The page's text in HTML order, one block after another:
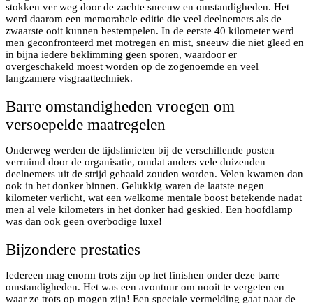
stokken ver weg door de zachte sneeuw en omstandigheden. Het
werd daarom een memorabele editie die veel deelnemers als de
zwaarste ooit kunnen bestempelen. In de eerste 40 kilometer werd
men geconfronteerd met motregen en mist, sneeuw die niet gleed en
in bijna iedere beklimming geen sporen, waardoor er
overgeschakeld moest worden op de zogenoemde en veel
langzamere visgraattechniek.
Barre omstandigheden vroegen om
versoepelde maatregelen
Onderweg werden de tijdslimieten bij de verschillende posten
verruimd door de organisatie, omdat anders vele duizenden
deelnemers uit de strijd gehaald zouden worden. Velen kwamen dan
ook in het donker binnen. Gelukkig waren de laatste negen
kilometer verlicht, wat een welkome mentale boost betekende nadat
men al vele kilometers in het donker had geskied. Een hoofdlamp
was dan ook geen overbodige luxe!
Bijzondere prestaties
Iedereen mag enorm trots zijn op het finishen onder deze barre
omstandigheden. Het was een avontuur om nooit te vergeten en
waar ze trots op mogen zijn! Een speciale vermelding gaat naar de